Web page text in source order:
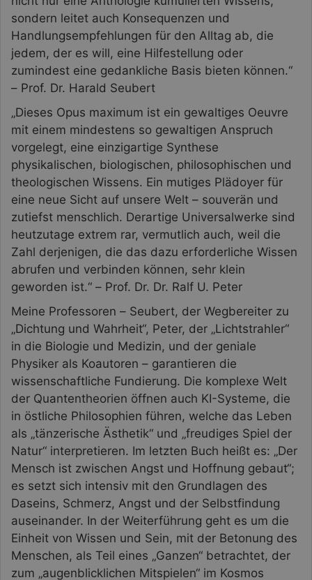
sondern leitet auch Konsequenzen und
Handlungsempfehlungen für den Alltag ab, die
jedem, der es will, eine Hilfestellung oder
zumindest eine gedankliche Basis bieten können.“
– Prof. Dr. Harald Seubert
„Dieses Opus maximum ist ein gewaltiges Oeuvre
mit einem mindestens so gewaltigen Anspruch
vorgelegt, eine einzigartige Synthese
physikalischen, biologischen, philosophischen und
theologischen Wissens. Ein mutiges Plädoyer für
eine neue Sicht auf unsere Welt – souverän und
zutiefst menschlich. Derartige Universalwerke sind
heutzutage extrem rar, vermutlich auch, weil die
Zahl derjenigen, die das dazu erforderliche Wissen
abrufen und verbinden können, sehr klein
geworden ist.“ – Prof. Dr. Dr. Ralf U. Peter
Meine Professoren – Seubert, der Wegbereiter zu
„Dichtung und Wahrheit“, Peter, der „Lichtstrahler“
in die Biologie und Medizin, und der geniale
Physiker als Koautoren – garantieren die
wissenschaftliche Fundierung. Die komplexe Welt
der Quantentheorien öffnen auch KI-Systeme, die
in östliche Philosophien führen, welche das Leben
als „tänzerische Ästhetik“ und „freudiges Spiel der
Natur“ interpretieren. Im letzten Buch heißt es: „Der
Mensch ist zwischen Angst und Hoffnung gebaut“;
es setzt sich intensiv mit den Grundlagen des
Daseins, Schmerz, Angst und der Selbstfindung
auseinander. In der Weiterführung geht es um die
Einheit von Wissen und Sein, mit der Betonung des
Menschen, als Teil eines „Ganzen“ betrachtet, der
zum „augenblicklichen Mitspielen“ im Kosmos